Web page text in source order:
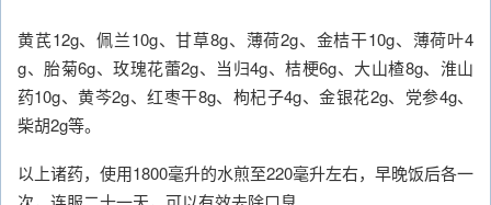
黄芪12g、佩兰10g、甘草8g、薄荷2g、金桔干10g、薄荷叶4
g、胎菊6g、玫瑰花蕾2g、当归4g、桔梗6g、大山楂8g、淮山
药10g、黄芩2g、红枣干8g、枸杞子4g、金银花2g、党参4g、
柴胡2g等。
以上诸药，使用1800毫升的水煎至220毫升左右，早晚饭后各一